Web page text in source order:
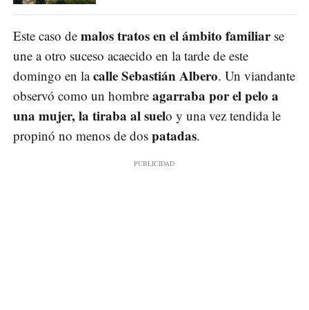
Este caso de malos tratos en el ámbito familiarse
une a otro suceso acaecido en la tarde de este
domingo en lacalle Sebastián Albero. Un viandante
observó como un hombre agarraba por el pelo a
una mujer, la tiraba al suelo y una vez tendida le
propinó no menos de dos patadas.